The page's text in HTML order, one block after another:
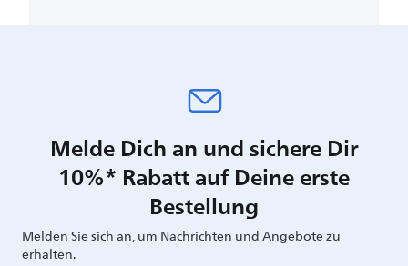
Melde Dich an und sichere Dir
10%* Rabatt auf Deine erste
Bestellung
Melden Sie sich an, um Nachrichten und Angebote zu
erhalten.